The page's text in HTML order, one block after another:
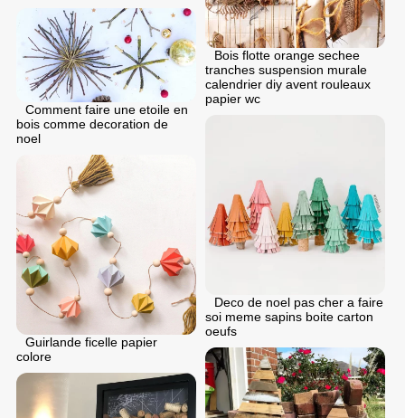
Bois flotte orange sechee
tranches suspension murale
calendrier diy avent rouleaux
papier wc
Comment faire une etoile en
bois comme decoration de
noel
Deco de noel pas cher a faire
soi meme sapins boite carton
oeufs
Guirlande ficelle papier
colore